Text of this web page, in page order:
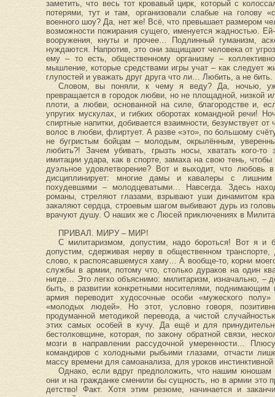
заметить, что весь тот кровавый цирк, который с
потерями, тут и там, организовали слабые на голову
военного шоу? Да, нет же! Всё, что превышает размером
возможности пожирания сущего, именуется жадностью.
вооружения, кнуты и прочее… Подлинный гуманизм,
нуждаются. Напротив, это они защищают человека от
ему – то есть, общественному организму –
мышление, которые средствами игры учат – как следует
глупостей и уважать друг друга что ли… Любить, а не бить.
Словом, вы поняли, к чему я веду? Да, ночью,
превращается в городок любви, но не площадной, низкой
плоти, а любви, основанной на силе, благородстве и,
упругих мускулах, и гибких оборотах командной речи!
спиртные напитки, добивается взаимности, безумствует
волос в любви, флиртует. А разве «это», по большому
не бугристым бойцам – молодым, окрылённым,
любить?! Зачем убивать, грызть носы, хватать кого-
имитации удара, как в спорте, замаха на свою тень,
дуэльное удовлетворение? Вот и выходит, что любовь
дисциплинирует: многие дамы и кавалеры с
похудевшими – молодцеватыми… Навсегда. Здесь
романы, стреляют глазами, взрывают уши динамитом
закаляют сердца, строевым шагом выбивают дурь из
врачуют душу. О наших же с Люсей приключениях в
ПРИВАЛ. МИРУ – МИР!
С милитаризмом, допустим, надо бороться! Вот я и
допустим, сдерживая нерву в общественном
слово, к распоясавшемуся хаму… А вообще-то, корни
службы в армии, потому что, столько дураков на один
нигде… Это легко объяснимо: милитаризм, изначально, –
быть, в развитии конкретными носителями,
армия переводит худосочные особи «мужеского
«молодых людей». Но этот, условно говоря,
продуманной методикой перевода, а чистой
этих самых особей в кучу. Да ещё и для
бестолковщине, которая, по закону обратной связи,
мозги в направлении рассудочной умеренности…
командиров с холодными рыбьими глазами, отчасти
массу времени для самоанализа, для уроков
Однако, если вдруг предположить, что нашим
они и на гражданке сменили бы сущность, но в армии это
детство! Факт. Хотя этим резюме, начинается и